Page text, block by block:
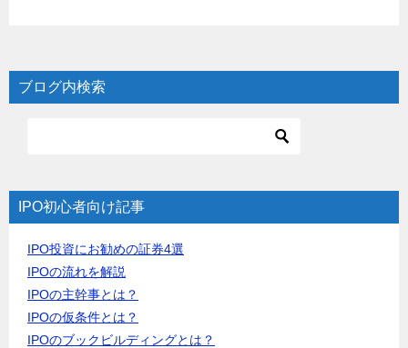
ブログ内検索
IPO初心者向け記事
IPO投資にお勧めの証券4選
IPOの流れを解説
IPOの主幹事とは？
IPOの仮条件とは？
IPOのブックビルディングとは？